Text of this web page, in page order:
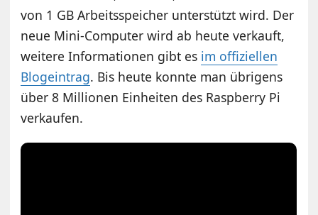
von 1 GB Arbeitsspeicher unterstützt wird. Der
neue Mini-Computer wird ab heute verkauft,
weitere Informationen gibt es im offiziellen
Blogeintrag. Bis heute konnte man übrigens
über 8 Millionen Einheiten des Raspberry Pi
verkaufen.